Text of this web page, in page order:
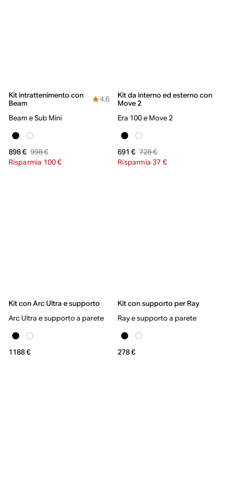
Kit intrattenimento con
Beam
4.6
Beam e Sub Mini
898 € 998 €
Risparmia 100 €
Kit da interno ed esterno con
Move 2
Era 100 e Move 2
691 € 728 €
Risparmia 37 €
Kit con Arc Ultra e supporto
Arc Ultra e supporto a parete
1188 €
Kit con supporto per Ray
Ray e supporto a parete
278 €